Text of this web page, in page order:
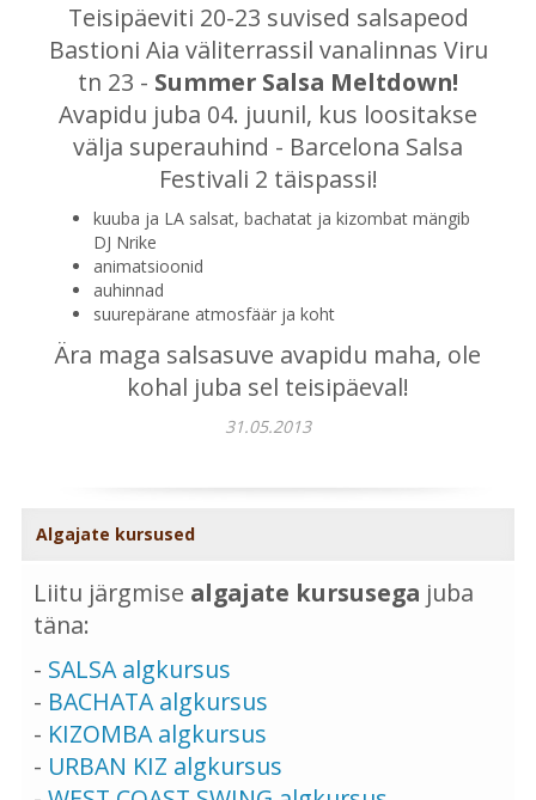
Teisipäeviti 20-23 suvised salsapeod
Bastioni Aia väliterrassil vanalinnas Viru
tn 23 - Summer Salsa Meltdown!
Avapidu juba 04. juunil, kus loositakse
välja superauhind - Barcelona Salsa
Festivali 2 täispassi!
kuuba ja LA salsat, bachatat ja kizombat mängib
DJ Nrike
animatsioonid
auhinnad
suurepärane atmosfäär ja koht
Ära maga salsasuve avapidu maha, ole
kohal juba sel teisipäeval!
31.05.2013
Algajate kursused
Liitu järgmise algajate kursusega juba
täna:
- SALSA algkursus
- BACHATA algkursus
- KIZOMBA algkursus
- URBAN KIZ algkursus